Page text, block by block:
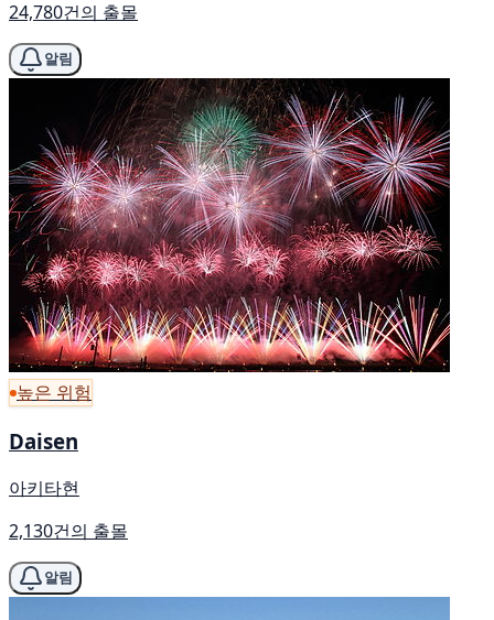
24,780건의 출몰
알림
높은 위험
Daisen
아키타현
2,130건의 출몰
알림